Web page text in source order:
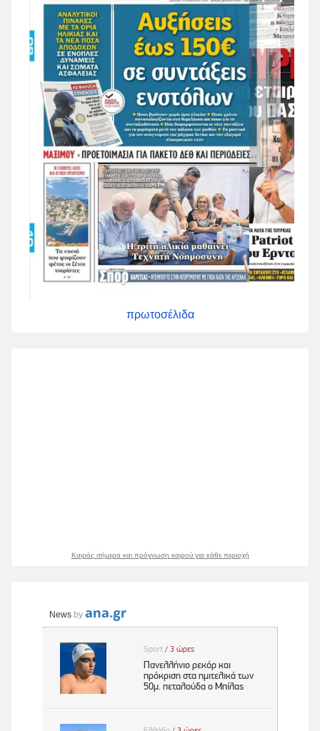
πρωτοσέλιδα
Καιρός σήμερα και πρόγνωση καιρού για κάθε περιοχή